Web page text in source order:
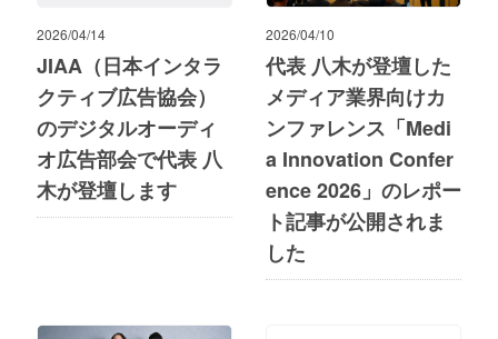
2026/04/14
JIAA（日本インタラ
クティブ広告協会）
のデジタルオーディ
オ広告部会で代表 八
木が登壇します
2026/04/10
代表 八木が登壇した
メディア業界向けカ
ンファレンス「Medi
a Innovation Confer
ence 2026」のレポー
ト記事が公開されま
した